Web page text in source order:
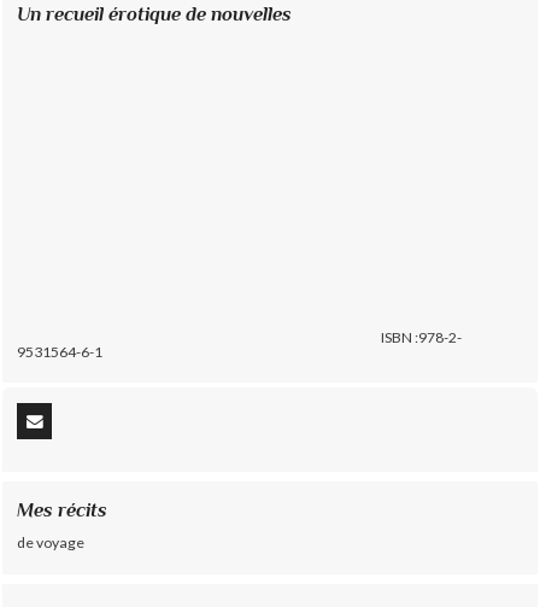
Un recueil érotique de nouvelles
ISBN :978-2-
9531564-6-1
Mes récits
de voyage